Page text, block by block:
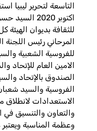
اكتوبر 2020
للثقافة بديوان
المرحاني رئيس اللجنة
للفروسية الشعبية
الامين العام للإتحاد
الصندوق بالإتحاد
الفروسية والسيد
الاستعدادات لانطلاق
والتعاون والتنسيق في
وعظمة المناسبة